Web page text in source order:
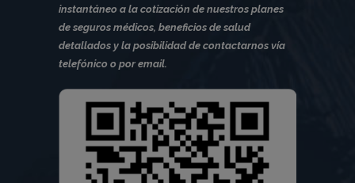
instantáneo a la cotización de nuestros planes
de seguros médicos, beneficios de salud
detallados y la posibilidad de contactarnos vía
telefónico o por email.